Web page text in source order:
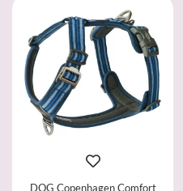
DOG Copenhagen Comfort